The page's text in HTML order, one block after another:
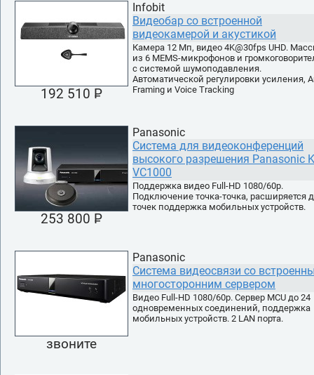
192 510 PУБ.
Infobit
Видеобар со встроенной
видеокамерой и акустикой
Камера 12 Мп, видео 4K@30fps UHD.
из 6 MEMS-микрофонов и
с системой шумоподавления.
Автоматической регулировки усиления,
Framing и Voice Tracking
253 800 PУБ.
Panasonic
Система для видеоконференций
высокого разрешения Panasonic
VC1000
Поддержка видео Full-HD 1080/60p.
Подключение точка-точка, расширяется
точек поддержка мобильных устройств.
звоните
Panasonic
Система видеосвязи со
многосторонним сервером
Видео Full-HD 1080/60p. Сервер MCU до 24
одновременных соединений, поддержка
мобильных устройств. 2 LAN порта.